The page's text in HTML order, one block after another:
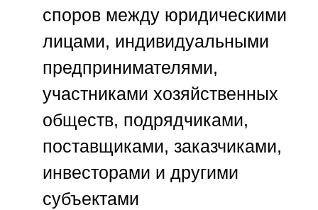
споров между юридическими
лицами, индивидуальными
предпринимателями,
участниками хозяйственных
обществ, подрядчиками,
поставщиками, заказчиками,
инвесторами и другими
субъектами